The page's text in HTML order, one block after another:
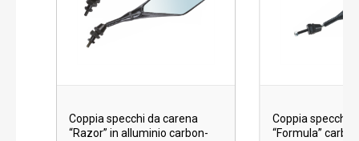
Coppia specchi da carena
“Razor” in alluminio carbon-
Coppia specchi
“Formula”